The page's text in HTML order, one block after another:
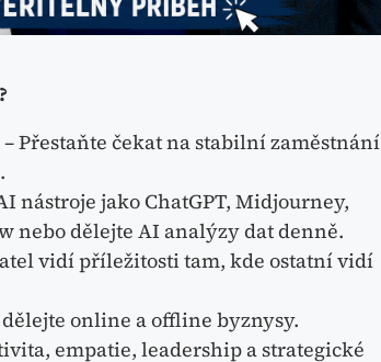
– Přestaňte čekat na stabilní zaměstnání
nástroje jako ChatGPT, Midjourney,
nebo dělejte AI analýzy dat denně.
vidí příležitosti tam, kde ostatní vidí
online a offline byznysy.
empatie, leadership a strategické